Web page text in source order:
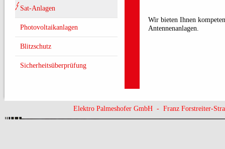
Sat-Anlagen
Photovoltaikanlagen
Blitzschutz
Sicherheitsüberprüfung
Wir bieten Ihnen
Antennenanlagen.
Elektro Palmeshofer GmbH - Franz Forstreiter-